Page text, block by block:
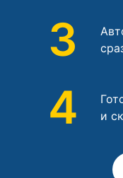
3
4
и